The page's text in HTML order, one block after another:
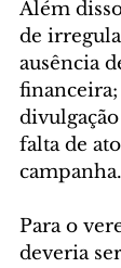
Além
de
ausência
falta de
campanha.
Para o
deveria